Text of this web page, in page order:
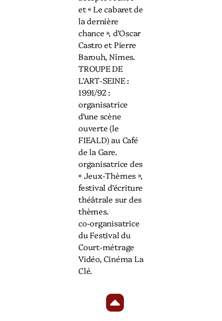
et « Le cabaret de
la dernière
chance », d’Oscar
Castro et Pierre
Barouh, Nîmes.
TROUPE DE
L’ART-SEINE :
1991/92 :
organisatrice
d’une scène
ouverte (le
FIEALD) au Café
de la Gare.
organisatrice des
« Jeux-Thèmes »,
festival d’écriture
théâtrale sur des
thèmes.
co-organisatrice
du Festival du
Court-métrage
Vidéo, Cinéma La
Clé.